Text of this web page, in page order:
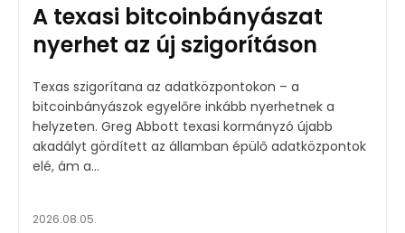
A texasi bitcoinbányászat
nyerhet az új szigorításon
Texas szigorítana az adatközpontokon – a
bitcoinbányászok egyelőre inkább nyerhetnek a
helyzeten. Greg Abbott texasi kormányzó újabb
akadályt gördített az államban épülő adatközpontok
elé, ám a...
2026.08.05.